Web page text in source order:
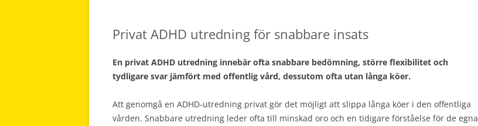
Privat ADHD utredning för snabbare insats
En privat ADHD utredning innebär ofta snabbare bedömning, större flexibilitet och
tydligare svar jämfört med offentlig vård, dessutom ofta utan långa köer.
Att genomgå en ADHD-utredning privat gör det möjligt att slippa långa köer i den offentliga
vården. Snabbare utredning leder ofta till minskad oro och en tidigare förståelse för de egna